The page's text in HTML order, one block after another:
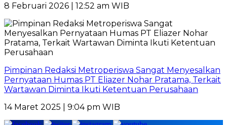
8 Februari 2026 | 12:52 am WIB
Pimpinan Redaksi Metroperiswa Sangat Menyesalkan
Pernyataan Humas PT Eliazer Nohar Pratama, Terkait
Wartawan Diminta Ikuti Ketentuan Perusahaan
14 Maret 2025 | 9:04 pm WIB